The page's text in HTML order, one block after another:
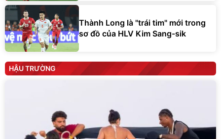
Thành Long là "trái tim" mới trong
sơ đồ của HLV Kim Sang-sik
HẬU TRƯỜNG